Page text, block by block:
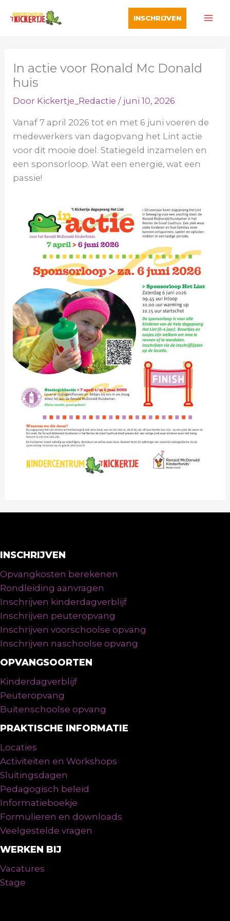
naar
INSCHRIJVEN
In actie voor Ronald Mc Donald
huis
Door Kickertje_Redactie/ juni 10, 2026
Vanaf 7 april 2026 tot en met 6 juni voeren de
medewerkers van dagopvang het Lint actie
voor dit mooie doel. Statiegeld inzamelen en
een sponsorloop. Wat een energie, wat een
passie!
INSCHRIJVEN
Opvangkosten berekenen
Rondleiding aanvragen
Inschrijven kinderdagverblijf
Inschrijven peuteropvang
Inschrijven voorschoolse opvang
Inschrijven naschoolse opvang
OPVANGSOORTEN
Kinderdagverblijf
Peuteropvang
Buitenschoolse opvang
PRAKTISCHE INFORMATIE
Locaties
Activiteiten en Workshops
Sluitingsdagen
Pedagogisch beleid
Informatieboekje
Formulieren en downloads
Veelgestelde vragen
WERKEN BIJ
Vacatures
Stage